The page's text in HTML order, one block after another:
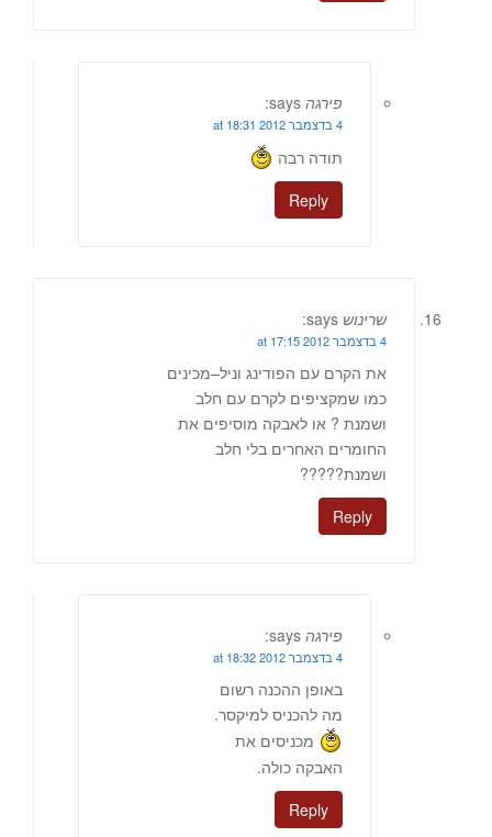
פירגה says:
4 בדצמבר 2012 at 18:31
תודה רבה
Reply
שרינוש says:
4 בדצמבר 2012 at 17:15
את הקרם עם הפודינג וניל–מכינים
כמו שמקציפים לקרם עם חלב
ושמנת ? או לאבקה מוסיפים את
החומרים האחרים בלי חלב
ושמנת?????
Reply
פירגה says:
4 בדצמבר 2012 at 18:32
באופן ההכנה רשום
מה להכניס למיקסר.
מכניסים את
האבקה כולה.
Reply